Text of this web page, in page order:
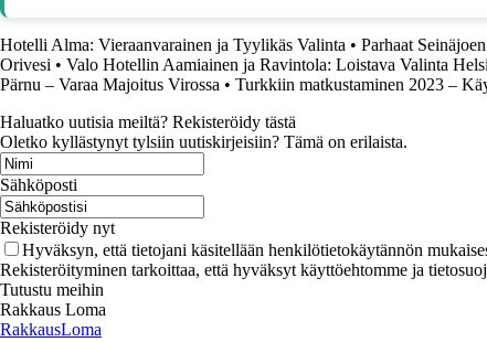
Hotelli Alma: Vieraanvarainen ja Tyylikäs Valinta • Parhaat
Orivesi • Valo Hotellin Aamiainen ja Ravintola: Loistava Valinta
Pärnu – Varaa Majoitus Virossa • Turkkiin matkustaminen 2023 –
Haluatko uutisia meiltä? Rekisteröidy tästä
Oletko kyllästynyt tylsiin uutiskirjeisiin? Tämä on erilaista.
Sähköposti
Rekisteröidy nyt
Hyväksyn, että tietojani käsitellään henkilötietokäytännön
Rekisteröityminen tarkoittaa, että hyväksyt käyttöehtomme ja
Tutustu meihin
Rakkaus Loma
RakkausLoma